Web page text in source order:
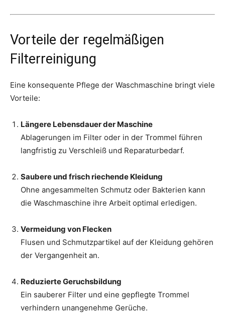
Vorteile der regelmäßigen
Filterreinigung
Eine konsequente Pflege der Waschmaschine bringt viele
Vorteile:
Längere Lebensdauer der Maschine
Ablagerungen im Filter oder in der Trommel führen
langfristig zu Verschleiß und Reparaturbedarf.
Saubere und frisch riechende Kleidung
Ohne angesammelten Schmutz oder Bakterien kann
die Waschmaschine ihre Arbeit optimal erledigen.
Vermeidung von Flecken
Flusen und Schmutzpartikel auf der Kleidung gehören
der Vergangenheit an.
Reduzierte Geruchsbildung
Ein sauberer Filter und eine gepflegte Trommel
verhindern unangenehme Gerüche.